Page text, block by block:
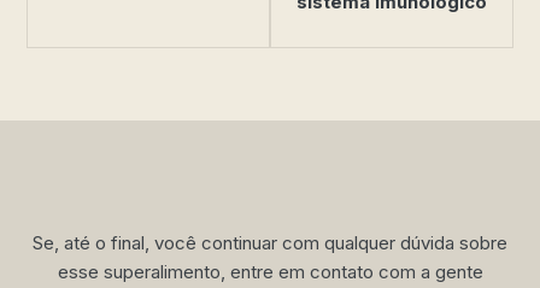
Se, até o final, você continuar com qualquer dúvida sobre
esse superalimento, entre em contato com a gente